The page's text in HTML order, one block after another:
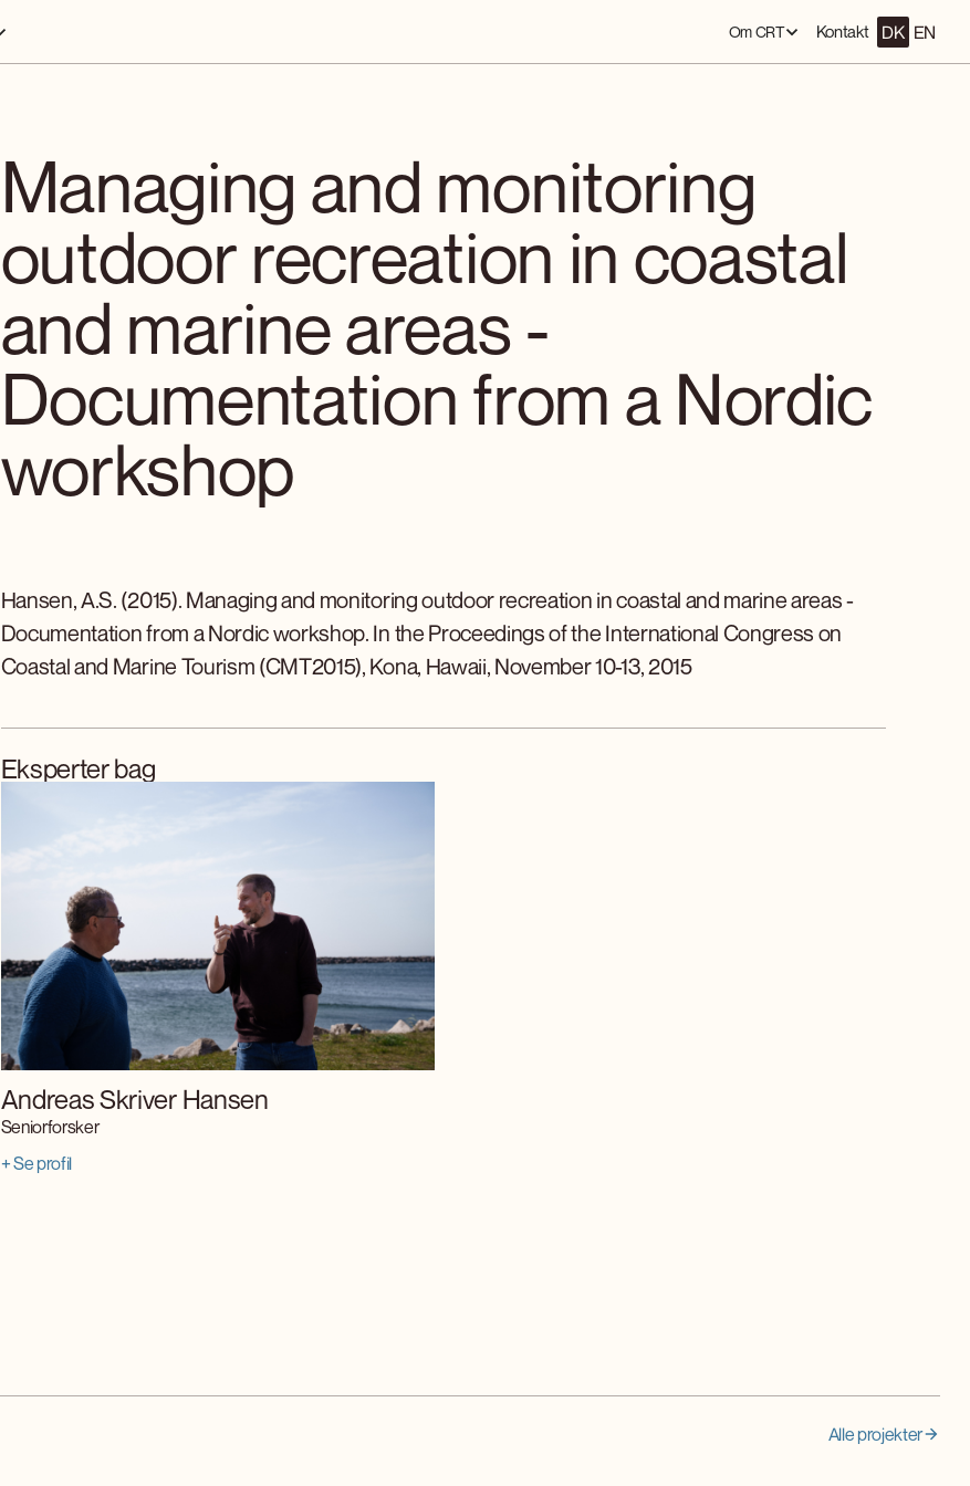
Om CRT Kontakt DK EN
Managing and monitoring
outdoor recreation in coastal
and marine areas -
Documentation from a Nordic
workshop
Hansen, A.S. (2015). Managing and monitoring outdoor recreation in coastal and marine areas -
Documentation from a Nordic workshop. In the Proceedings of the International Congress on
Coastal and Marine Tourism (CMT2015), Kona, Hawaii, November 10-13, 2015
Eksperter bag
Andreas Skriver Hansen
Seniorforsker
+ Se profil
Alle projekter